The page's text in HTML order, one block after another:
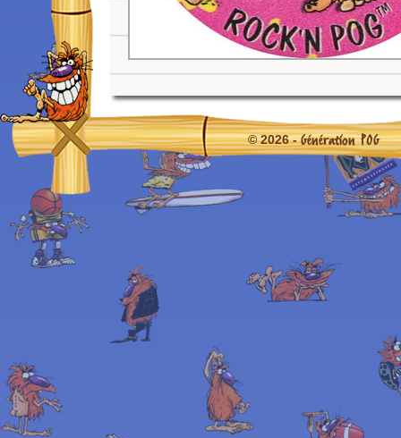
© 2026 -Génération POG